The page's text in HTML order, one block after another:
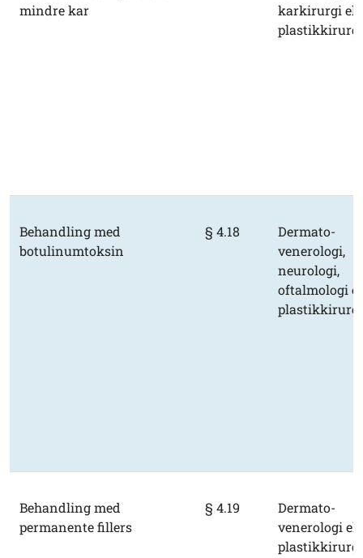
mindre kar
karkirurgi
plastikkirurgi
Behandling med
botulinumtoksin
§ 4.18
Dermato-
venerologi,
neurologi,
oftalmologi
plastikkirurgi
Behandling med
permanente fillers
§ 4.19
Dermato-
venerologi
plastikkirurgi